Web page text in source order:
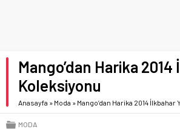
Mango’dan Harika
Koleksiyonu
Anasayfa » Moda » Mango’dan Harika 2014 İlkbahar
MODA